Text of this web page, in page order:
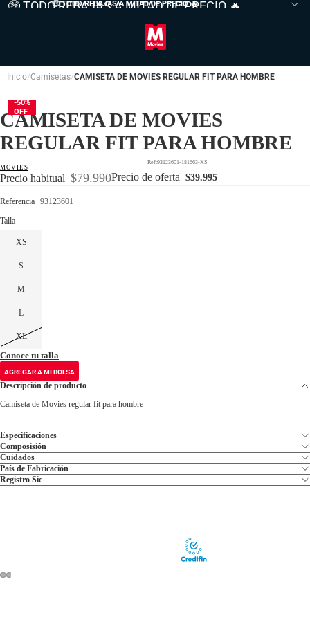
🤑 TODO REBAJAS A MITAD DE PRECIO🔥
🤑 TODO REBAJAS A MITAD DE PRECIO 🔥
Inicio Camisetas CAMISETA DE MOVIES REGULAR FIT PARA HOMBRE
-50%
OFF
CAMISETA DE MOVIES
REGULAR FIT PARA HOMBRE
MOVIES
93123601-181663-XS
Precio de oferta $39.995
Precio habitual $79.990
Referencia 93123601
Talla
XS
S
M
L
XL
Conoce tu talla
AGREGAR A MI BOLSA
Descripción de producto
Camiseta de Movies regular fit para hombre
Especificaciones
Composisión
Cuidados
País de Fabricación
Registro Sic